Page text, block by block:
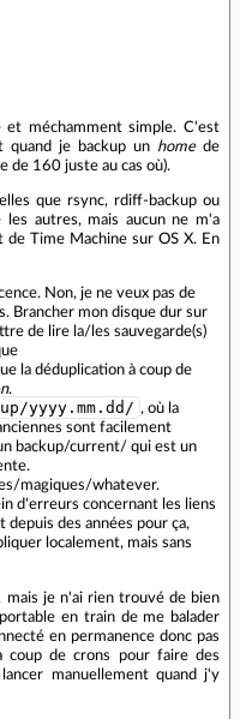
méchamment simple. C'est
quand je backup un homede
de 160 juste au cas où).
que rsync, rdiff-backup ou
autres, mais aucun ne m'a
Time Machine sur OS X. En
Non, je ne veux pas de
Brancher mon disque dur sur
de lire la/les sauvegarde(s)
la déduplication à coup de
.
yyyy.mm.dd/ , où la
sont facilement
backup/current/ qui est un
magiques/whatever.
d'erreurs concernant les liens
des années pour ça,
localement, mais sans
mais je n'ai rien trouvé de bien
en train de me balader
en permanence donc pas
coup de crons pour faire des
manuellement quand j'y